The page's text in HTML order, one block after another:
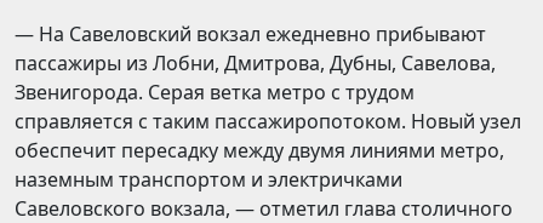
— На Савеловский вокзал ежедневно прибывают
пассажиры из Лобни, Дмитрова, Дубны, Савелова,
Звенигорода. Серая ветка метро с трудом
справляется с таким пассажиропотоком. Новый узел
обеспечит пересадку между двумя линиями метро,
наземным транспортом и электричками
Савеловского вокзала, — отметил глава столичного